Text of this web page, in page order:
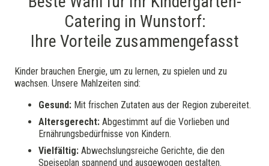
Catering in Wunstorf:
Ihre Vorteile zusammengefasst
Kinder brauchen Energie, um zu lernen, zu spielen und zu
wachsen. Unsere Mahlzeiten sind:
Gesund: Mit frischen Zutaten aus der Region zubereitet.
Altersgerecht: Abgestimmt auf die Vorlieben und
Ernährungsbedürfnisse von Kindern.
Vielfältig: Abwechslungsreiche Gerichte, die den
Speiseplan spannend und ausgewogen gestalten.